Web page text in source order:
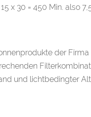
x 30 = 450 Min. also
der
und lichtbedingter